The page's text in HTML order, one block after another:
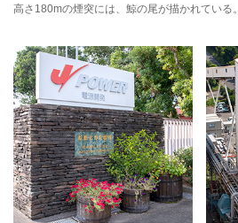
高さ180mの煙突には、鯨の尾が描かれている。